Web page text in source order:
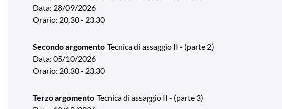
Data: 28/09/2026
Orario: 20.30 - 23.30
Secondo argomento Tecnica di assaggio II - (parte 2)
Data: 05/10/2026
Orario: 20.30 - 23.30
Terzo argomento Tecnica di assaggio II - (parte 3)